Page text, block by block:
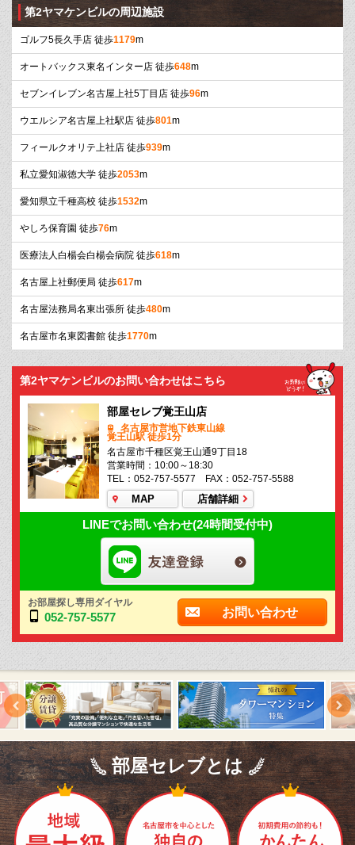
第2ヤマケンビルの周辺施設
ゴルフ5長久手店 徒歩1179m
オートバックス東名インター店 徒歩648m
セブンイレブン名古屋上社5丁目店 徒歩96m
ウエルシア名古屋上社駅店 徒歩801m
フィールクオリテ上社店 徒歩939m
私立愛知淑徳大学 徒歩2053m
愛知県立千種高校 徒歩1532m
やしろ保育園 徒歩76m
医療法人白楊会白楊会病院 徒歩618m
名古屋上社郵便局 徒歩617m
名古屋法務局名東出張所 徒歩480m
名古屋市名東図書館 徒歩1770m
第2ヤマケンビルのお問い合わせはこちら
部屋セレブ覚王山店
名古屋市営地下鉄東山線
覚王山駅 徒歩1分
名古屋市千種区覚王山通9丁目18
営業時間：10:00～18:30
TEL：052-757-5577 FAX：052-757-5588
MAP 店舗詳細
LINEでお問い合わせ(24時間受付中)
お部屋探し専用ダイヤル
052-757-5577 お問い合わせ
部屋セレブとは